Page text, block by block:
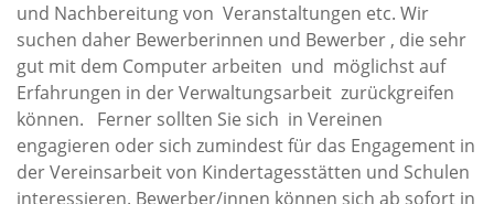
und Nachbereitung von Veranstaltungen etc. Wir
suchen daher Bewerberinnen und Bewerber , die sehr
gut mit dem Computer arbeiten und möglichst auf
Erfahrungen in der Verwaltungsarbeit zurückgreifen
können. Ferner sollten Sie sich in Vereinen
engagieren oder sich zumindest für das Engagement in
der Vereinsarbeit von Kindertagesstätten und Schulen
interessieren. Bewerber/innen können sich ab sofort in